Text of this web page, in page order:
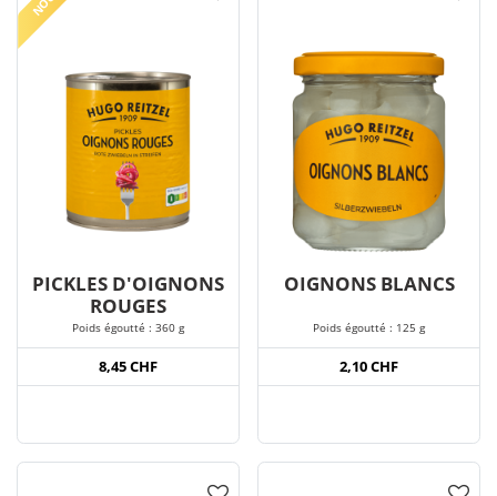
PICKLES D'OIGNONS
ROUGES
Poids égoutté : 360 g
8,45 CHF
OIGNONS BLANCS
Poids égoutté : 125 g
2,10 CHF